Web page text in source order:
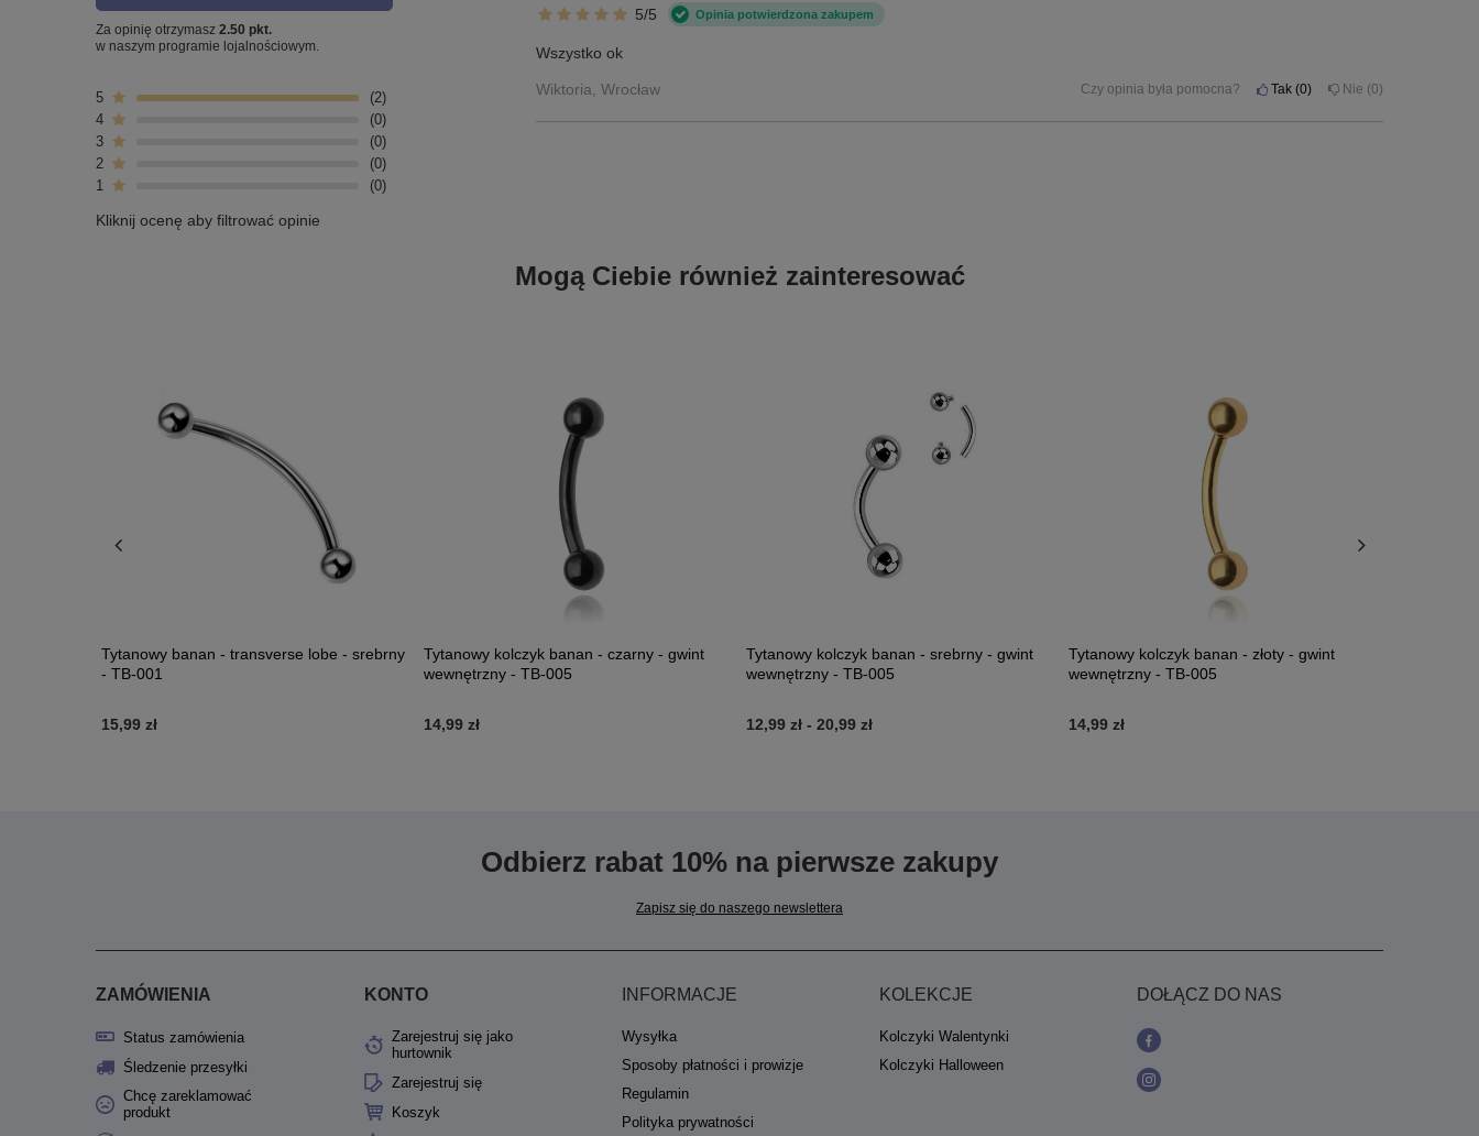
Za opinię otrzymasz 2.50 pkt.
w naszym programie lojalnościowym.
5
2
4
0
3
0
2
0
1
0
Kliknij ocenę aby filtrować opinie
5/5 Opinia potwierdzona zakupem
Wszystko ok
Wiktoria, Wrocław Czy opinia była pomocna? Tak 0 Nie 0
Mogą Ciebie również zainteresować
Tytanowy banan - transverse lobe - srebrny
- TB-001
15,99 zł
Tytanowy kolczyk banan - czarny - gwint
wewnętrzny - TB-005
14,99 zł
Tytanowy kolczyk banan - srebrny - gwint
wewnętrzny - TB-005
12,99 zł - 20,99 zł
Tytanowy kolczyk banan - złoty - gwint
wewnętrzny - TB-005
14,99 zł
Odbierz rabat 10% na pierwsze zakupy
Zapisz się do naszego newslettera
ZAMÓWIENIA
Status zamówienia
Śledzenie przesyłki
Chcę zareklamować
produkt
KONTO
Zarejestruj się jako
hurtownik
Zarejestruj się
Koszyk
INFORMACJE
Wysyłka
Sposoby płatności i prowizje
Regulamin
Polityka prywatności
KOLEKCJE
Kolczyki Walentynki
Kolczyki Halloween
DOŁĄCZ DO NAS